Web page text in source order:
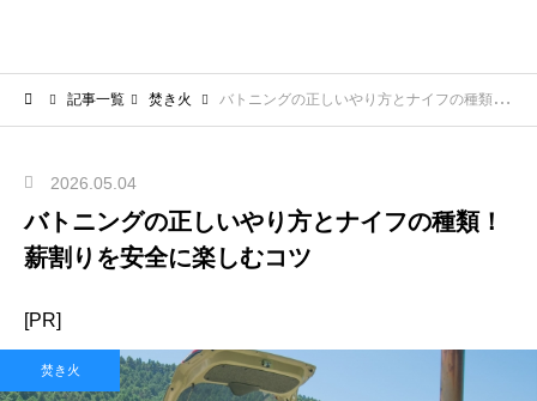
記事一覧 焚き火 バトニングの正しいやり方とナイフの種類！薪割りを安全に楽しむコツ
2026.05.04
バトニングの正しいやり方とナイフの種類！
薪割りを安全に楽しむコツ
[PR]
焚き火